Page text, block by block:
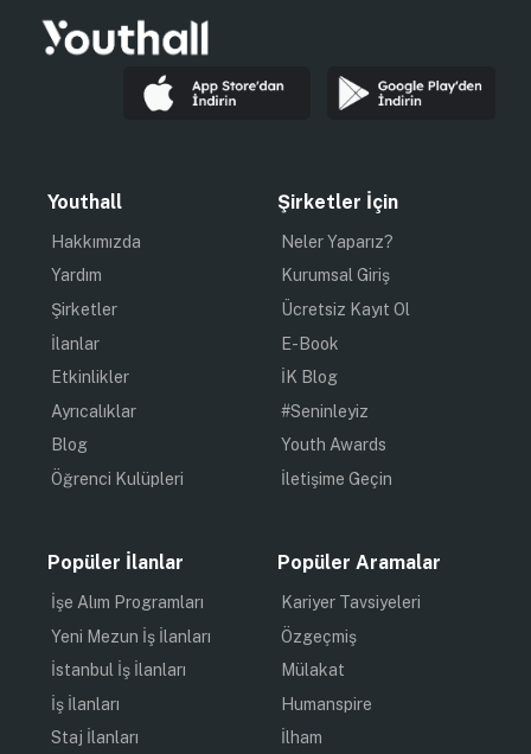
Youthall
Hakkımızda
Yardım
Şirketler
İlanlar
Etkinlikler
Ayrıcalıklar
Blog
Öğrenci Kulüpleri
Şirketler İçin
Neler Yaparız?
Kurumsal Giriş
Ücretsiz Kayıt Ol
E-Book
İK Blog
#Seninleyiz
Youth Awards
İletişime Geçin
Popüler İlanlar
İşe Alım Programları
Yeni Mezun İş İlanları
İstanbul İş İlanları
İş İlanları
Staj İlanları
Popüler Aramalar
Kariyer Tavsiyeleri
Özgeçmiş
Mülakat
Humanspire
İlham